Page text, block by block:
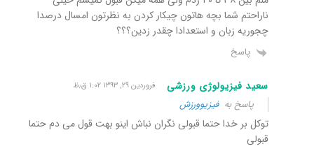
ناراحتم شما بچه هاتون چیکار کردن به نظرتون امسال درصدا
چجوریه زبان و استعدادا چقدر زدین؟؟؟
پاسخ
سعید فیزیولوژی ورزشی فروردین ۲۹, ۱۳۹۳ ۱:۰۲ ق٫ظ
پاسخ بهفیزیوورزش
توکل بر خدا حتما قبولی نگران نباش اینو بهت قول می دم حتما
قبولی